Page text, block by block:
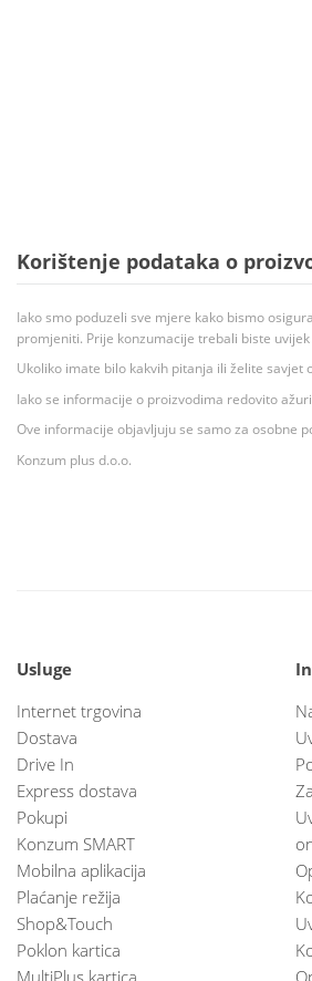
Korištenje podataka o
Iako smo poduzeli sve mjere kako bismo
promjeniti. Prije konzumacije trebali biste
Ukoliko imate bilo kakvih pitanja ili želite savjet
Iako se informacije o proizvodima redovito
Ove informacije objavljuju se samo za osobne
Konzum plus d.o.o.
Usluge
Internet trgovina
Dostava
Drive In
Express dostava
Pokupi
Konzum SMART
Mobilna aplikacija
Plaćanje režija
Shop&Touch
Poklon kartica
MultiPlus kartica